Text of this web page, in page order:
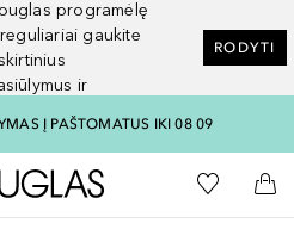
programėlę
gaukite
ir
RODYTI
Į PAŠTOMATUS IKI 08 09
Į Douglas pagrindinį
Į mano
Į